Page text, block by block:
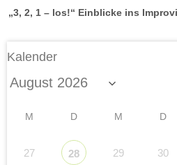
„3, 2, 1 – los!“ Einblicke ins
Kalender
M D M D
27 28 29 30